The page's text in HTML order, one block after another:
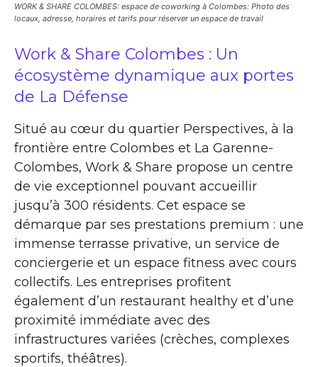
WORK & SHARE COLOMBES: espace de coworking à Colombes: Photo des
locaux, adresse, horaires et tarifs pour réserver un espace de travail
Work & Share Colombes : Un
écosystème dynamique aux portes
de La Défense
Situé au cœur du quartier Perspectives, à la
frontière entre Colombes et La Garenne-
Colombes, Work & Share propose un centre
de vie exceptionnel pouvant accueillir
jusqu’à 300 résidents. Cet espace se
démarque par ses prestations premium : une
immense terrasse privative, un service de
conciergerie et un espace fitness avec cours
collectifs. Les entreprises profitent
également d’un restaurant healthy et d’une
proximité immédiate avec des
infrastructures variées (crèches, complexes
sportifs, théâtres).